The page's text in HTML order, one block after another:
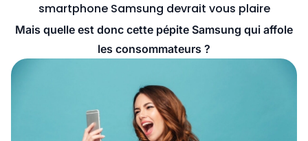
smartphone Samsung devrait vous plaire
Mais quelle est donc cette pépite Samsung qui affole
les consommateurs ?